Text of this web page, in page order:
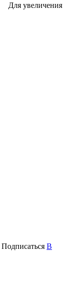
Для увеличения
Подписаться В